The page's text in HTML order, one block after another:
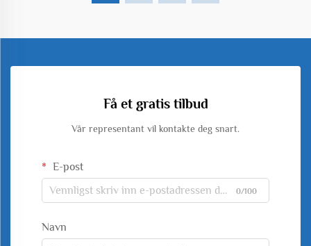
Få et gratis tilbud
Vår representant vil kontakte deg snart.
E-post
0/100
Navn